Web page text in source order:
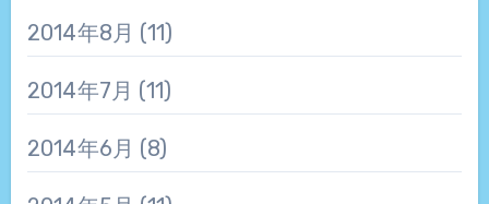
2014年8月 (11)
2014年7月 (11)
2014年6月 (8)